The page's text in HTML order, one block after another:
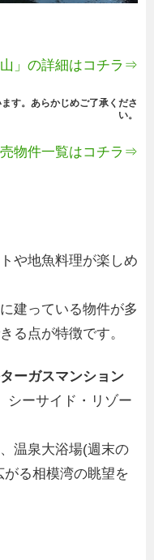
山」の詳細はコチラ⇒
す。あらかじめご了承くださ
い。
物件一覧はコチラ⇒
や地魚料理が楽しめ
建っている物件が多
る点が特徴です。
ーガスマンション
シーサイド・リゾー
温泉大浴場(週末の
る相模湾の眺望を